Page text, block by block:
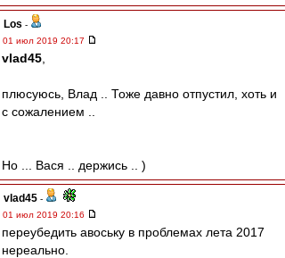
Los -
01 июл 2019 20:17
vlad45
плюсуюсь, Влад .. Тоже давно отпустил, хоть и
с сожалением ..
Но ... Вася .. держись .. )
vlad45 -
01 июл 2019 20:16
переубедить авоську в проблемах лета 2017
нереально.